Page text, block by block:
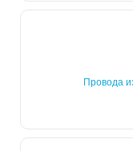
Провода